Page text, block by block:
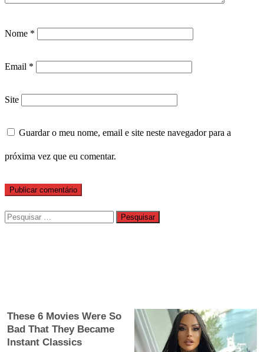
Nome *
Email *
Site
Guardar o meu nome, email e site neste navegador para a
próxima vez que eu comentar.
Pesquisar
por: